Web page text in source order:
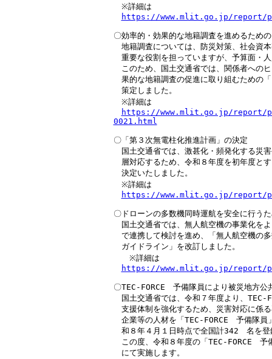
※詳細は
https://www.mlit.go.jp/report/
〇効率的・効果的な地籍調査を進めるため
地籍調査については、防災対策、社会資
重要な役割を担っていますが、予算面・
このため、国土交通省では、関係者への
果的な地籍調査の促進に取り組むための
策定しました。
※詳細は
https://www.mlit.go.jp/report/
0021.html
〇「第３次無電柱化推進計画」の決定
国土交通省では、激甚化・頻発化する災
層対応するため、令和８年度を初年度と
決定いたしました。
※詳細は
https://www.mlit.go.jp/report/
〇ドローンの多数機同時運航を安全に行う
国土交通省では、無人航空機の事業化を
で連携して検討を進め、「無人航空機の
ガイドライン」を改訂しました。
※詳細は
https://www.mlit.go.jp/report/
〇TEC-FORCE　予備隊員により被災地方
国土交通省では、令和７年度より、TEC-
支援体制を強化するため、災害対応に係
企業等の人材を「TEC-FORCE　予備隊員
和８年４月１日時点で全国計342　名を登
この度、令和８年度の「TEC-FORCE　予
にて実施します。